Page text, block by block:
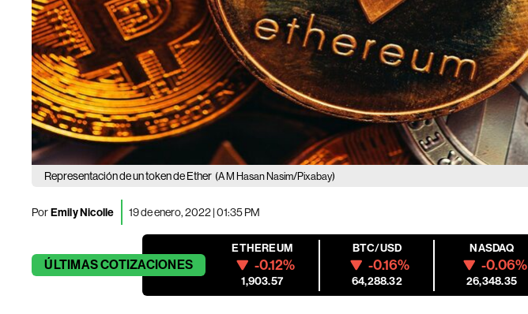
Representación de un token de Ether (A M Hasan Nasim/Pixabay)
PorEmily Nicolle 19 de enero, 2022 | 01:35 PM
ÚLTIMASCOTIZACIONES
ETHEREUM
-0.12%
1,903.57
BTC/USD
-0.16%
64,288.32
NASDAQ
-0.06%
26,348.35